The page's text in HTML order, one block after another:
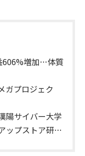
606%増加…体質
ガプロジェク
陽サイバー大学
ップストア研究